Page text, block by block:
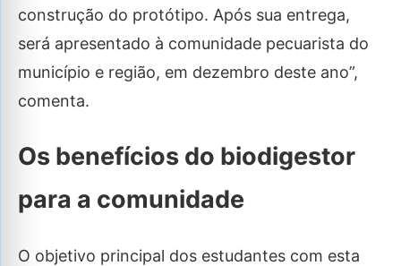
construção do protótipo. Após sua entrega,
será apresentado à comunidade pecuarista do
município e região, em dezembro deste ano”,
comenta.
Os benefícios do biodigestor
para a comunidade
O objetivo principal dos estudantes com esta